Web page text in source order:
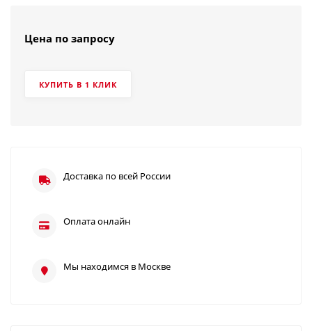
Цена по запросу
КУПИТЬ В 1 КЛИК
Доставка по всей России
Оплата онлайн
Мы находимся в Москве